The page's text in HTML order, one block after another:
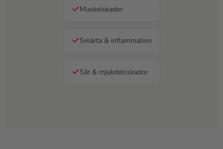
Muskelskador
Smärta & inflammation
Sår & mjukdelsskador